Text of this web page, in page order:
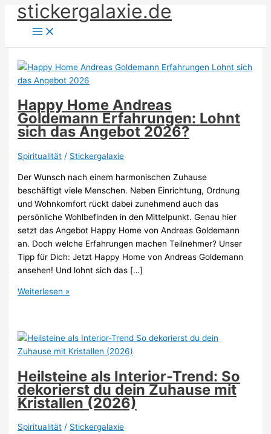
Zum
Inhalt
springen
stickergalaxie.de
Happy Home Andreas
Goldemann Erfahrungen: Lohnt
sich das Angebot 2026?
Spiritualität / Stickergalaxie
Der Wunsch nach einem harmonischen Zuhause
beschäftigt viele Menschen. Neben Einrichtung, Ordnung
und Wohnkomfort rückt dabei zunehmend auch das
persönliche Wohlbefinden in den Mittelpunkt. Genau hier
setzt das Angebot Happy Home von Andreas Goldemann
an. Doch welche Erfahrungen machen Teilnehmer? Unser
Tipp für Dich: Jetzt Happy Home von Andreas Goldemann
ansehen! Und lohnt sich das […]
Happy
Goldemann
Erfahrungen:
Lohnt
sich
das
Angebot
2026?
Weiterlesen »
Heilsteine als Interior-Trend: So
dekorierst du dein Zuhause mit
Kristallen (2026)
Spiritualität / Stickergalaxie